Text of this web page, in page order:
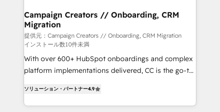
infrastructure to life. Our collaborative approach
keeps you in control whilst we plan and support the
route to your revenue goals. We have successfully
supported over 500 organisations with HubSpot
implementation, optimisation, training, and
adoption assurance. Our tried and tested Roadmap
new to HubSpot or seeking to turn around a poor
Campaign Creators // Onboarding, CRM
Migration
提供元：Campaign Creators // Onboarding, CRM Migration
インストール数10件未満
With over 600+ HubSpot onboardings and complex
platform implementations delivered, CC is the go-to
migrate, replatform, and scale smarter. We specialize
in high-impact CRM and CMS migrations and
ソリューション・パートナー4.9